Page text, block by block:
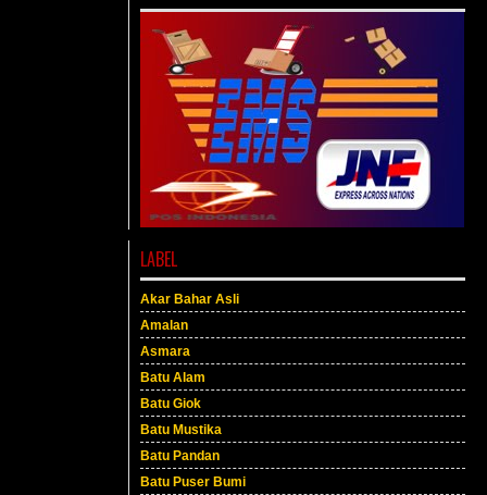
LABEL
Akar Bahar Asli
Amalan
Asmara
Batu Alam
Batu Giok
Batu Mustika
Batu Pandan
Batu Puser Bumi